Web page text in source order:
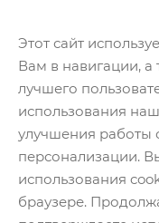
Этот сайт
Вам в навигации, а
лучшего
использования
улучшения работы
персонализации.
использования
браузере.